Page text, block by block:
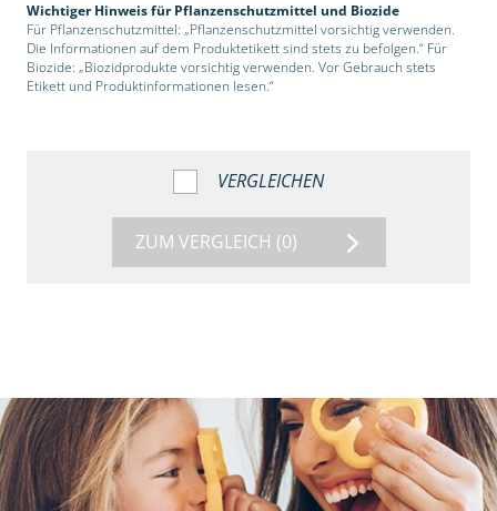
Wichtiger Hinweis für Pflanzenschutzmittel und Biozide
Für Pflanzenschutzmittel: „Pflanzenschutzmittel vorsichtig verwenden.
Die Informationen auf dem Produktetikett sind stets zu befolgen.“ Für
Biozide: „Biozidprodukte vorsichtig verwenden. Vor Gebrauch stets
Etikett und Produktinformationen lesen.“
VERGLEICHEN
ZUM VERGLEICH (0)